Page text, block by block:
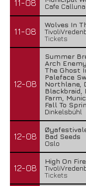
11-08
Cafe
11-08
Wolves In
Tickets
12-08
Summer
Arch
The Ghost
Paleface
Northlane,
Blackbraid,
Farm,
Fall To
Dinkelsbühl
12-08
Bad Seeds
Oslo
12-08
High On Fire
Tickets